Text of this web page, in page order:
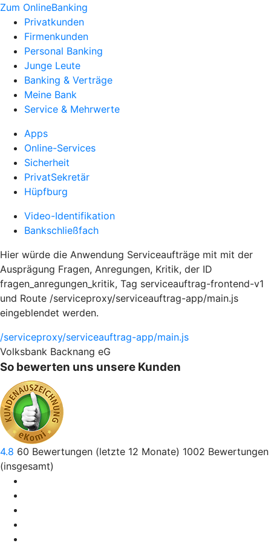
Zum OnlineBanking
Privatkunden
Firmenkunden
Personal Banking
Junge Leute
Banking & Verträge
Meine Bank
Service & Mehrwerte
Apps
Online-Services
Sicherheit
PrivatSekretär
Hüpfburg
Video-Identifikation
Bankschließfach
Hier würde die Anwendung Serviceaufträge mit mit der
Ausprägung Fragen, Anregungen, Kritik, der ID
fragen_anregungen_kritik, Tag serviceauftrag-frontend-v1
und Route /serviceproxy/serviceauftrag-app/main.js
eingeblendet werden.
/serviceproxy/serviceauftrag-app/main.js
Volksbank Backnang eG
So bewerten uns unsere Kunden
4.8 60 Bewertungen (letzte 12 Monate) 1002 Bewertungen
(insgesamt)